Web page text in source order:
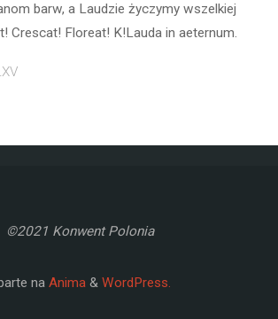
barw, a Laudzie życzymy wszelkiej
Crescat! Floreat! K!Lauda in aeternum.
©2021 Konwent Polonia
na Anima & WordPress.